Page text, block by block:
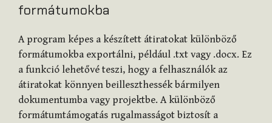
formátumokba
A program képes a készített átiratokat különböző
formátumokba exportálni, például .txt vagy .docx. Ez
a funkció lehetővé teszi, hogy a felhasználók az
átiratokat könnyen beilleszthessék bármilyen
dokumentumba vagy projektbe. A különböző
formátumtámogatás rugalmasságot biztosít a